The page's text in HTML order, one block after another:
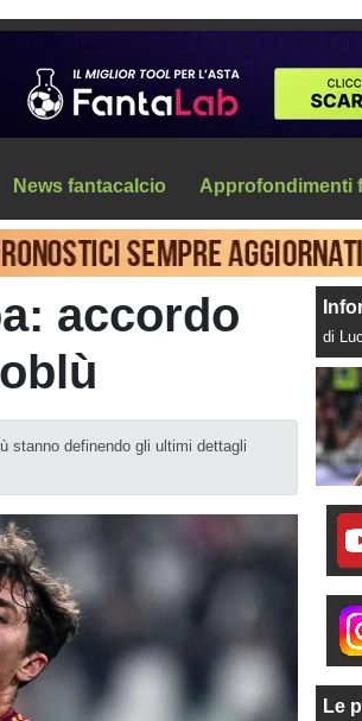
News fantacalcio Approfondimenti
accordo
stanno definendo gli ultimi dettagli
di
Le